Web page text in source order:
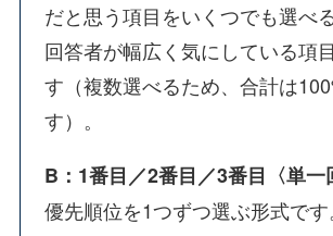
だと思う項目をいくつでも選べ
回答者が幅広く気にしている項
す（複数選べるため、合計は
す）。
B：1番目／2番目／3番目〈単一
優先順位を1つずつ選ぶ形式で